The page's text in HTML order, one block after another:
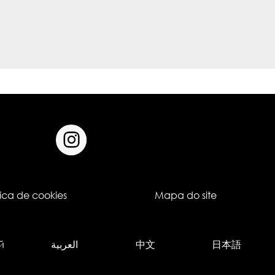
de cookies Mapa do site
العربية 中文 日本語